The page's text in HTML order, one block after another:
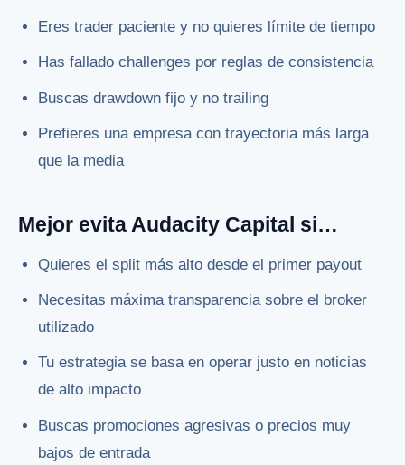
Eres trader paciente y no quieres límite de tiempo
Has fallado challenges por reglas de consistencia
Buscas drawdown fijo y no trailing
Prefieres una empresa con trayectoria más larga
que la media
Mejor evita Audacity Capital si…
Quieres el split más alto desde el primer payout
Necesitas máxima transparencia sobre el broker
utilizado
Tu estrategia se basa en operar justo en noticias
de alto impacto
Buscas promociones agresivas o precios muy
bajos de entrada